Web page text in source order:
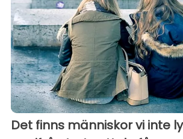
Det finns människor vi inte